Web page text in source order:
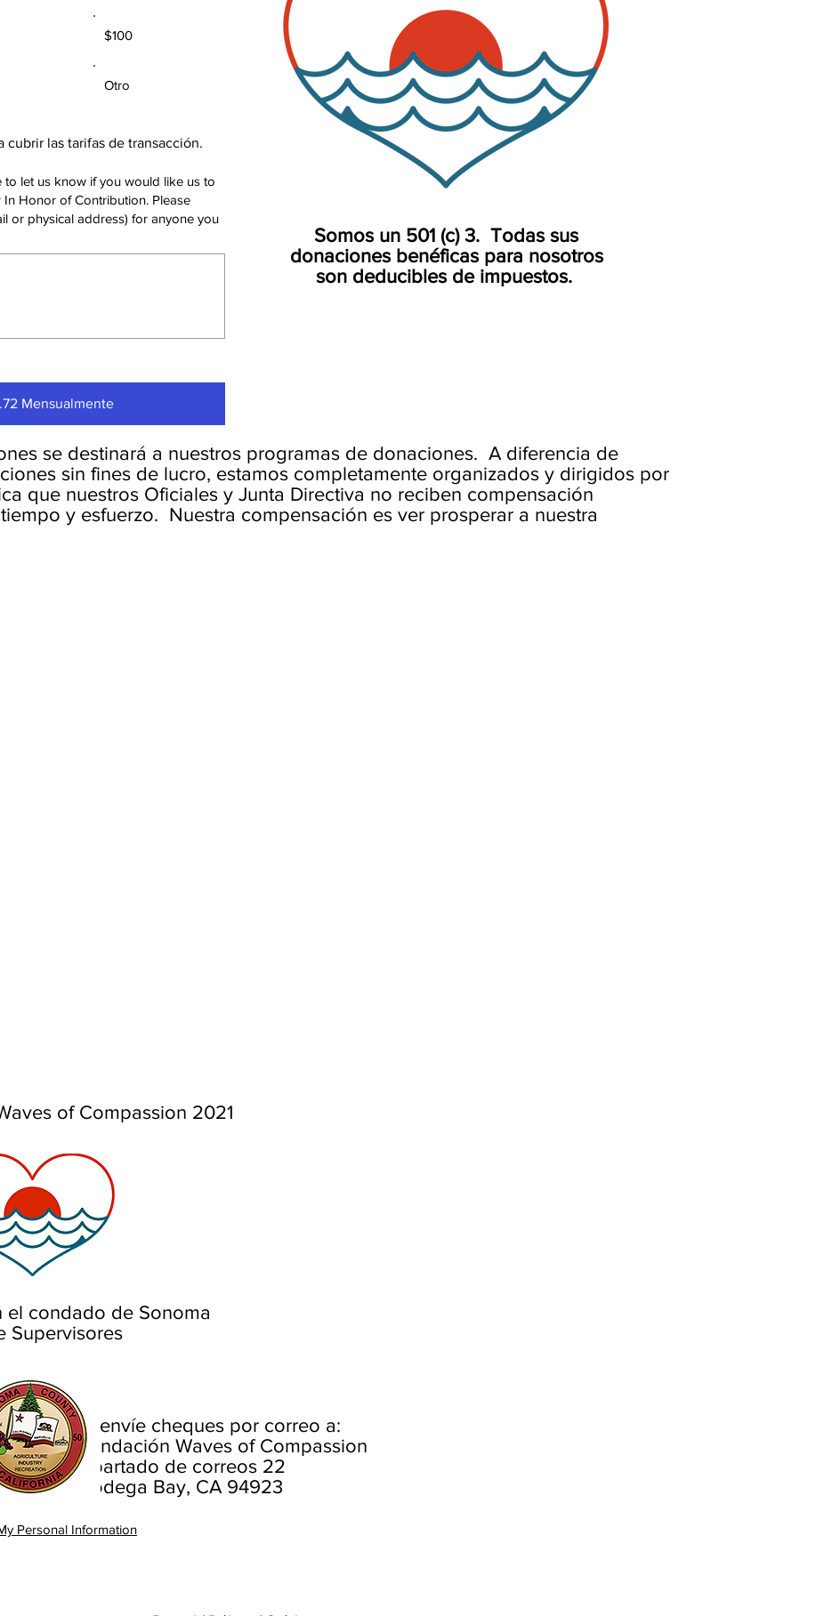
$100
Otro
to let us know if you would like us to
Honor of Contribution. Please
or physical address) for anyone you
Mensualmente
cubrir las tarifas de transacción.
Somos un 501 (c) 3. Todas sus
donaciones benéficas para nosotros
son deducibles de impuestos.
se destinará a nuestros programas de donaciones. A diferencia de
sin fines de lucro, estamos completamente organizados y dirigidos por
que nuestros Oficiales y Junta Directiva no reciben compensación
y esfuerzo. Nuestra compensación es ver prosperar a nuestra
O envíe cheques por correo a:
Fundación Waves of Compassion
Apartado de correos 22
Bodega Bay, CA 94923
of Compassion 2021
el condado de Sonoma
Supervisores
Personal Information